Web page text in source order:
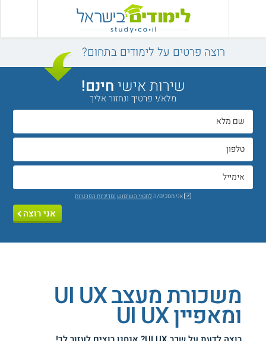
רוצה פרטים על לימודים בתחום?
שירות אישיחינם!
מלא/י פרטיך ונחזור אליך
אני מסכים/הלתנאי השימוש ומדיניות הפרטיות
אני רוצה
משכורת מעצב UI UX
ומאפיין UI UX